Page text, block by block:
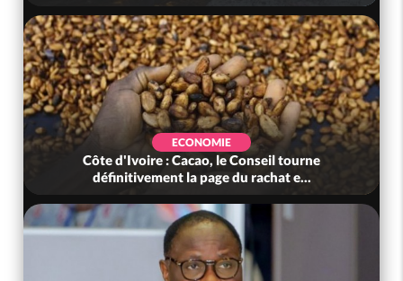
ECONOMIE
Côte d'Ivoire : Cacao, le Conseil tourne
définitivement la page du rachat e...